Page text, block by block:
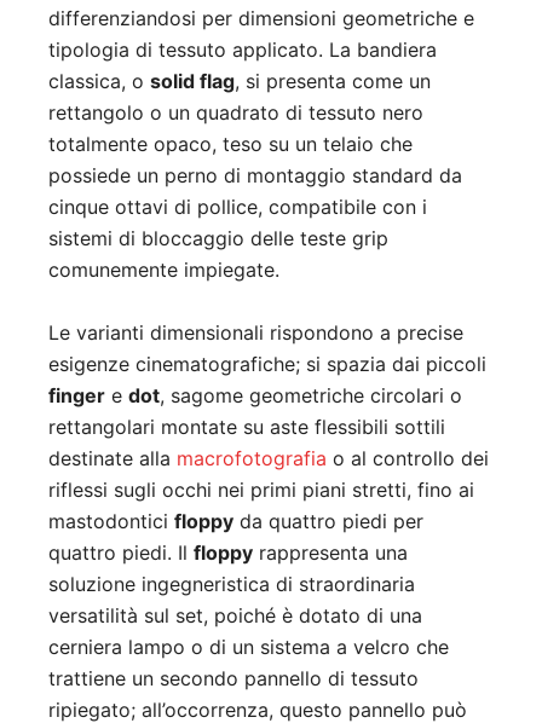
differenziandosi per dimensioni geometriche e
tipologia di tessuto applicato. La bandiera
classica, o solid flag, si presenta come un
rettangolo o un quadrato di tessuto nero
totalmente opaco, teso su un telaio che
possiede un perno di montaggio standard da
cinque ottavi di pollice, compatibile con i
sistemi di bloccaggio delle teste grip
comunemente impiegate.
Le varianti dimensionali rispondono a precise
esigenze cinematografiche; si spazia dai piccoli
finger e dot, sagome geometriche circolari o
rettangolari montate su aste flessibili sottili
destinate alla macrofotografia o al controllo dei
riflessi sugli occhi nei primi piani stretti, fino ai
mastodontici floppy da quattro piedi per
quattro piedi. Il floppy rappresenta una
soluzione ingegneristica di straordinaria
versatilità sul set, poiché è dotato di una
cerniera lampo o di un sistema a velcro che
trattiene un secondo pannello di tessuto
ripiegato; all’occorrenza, questo pannello può